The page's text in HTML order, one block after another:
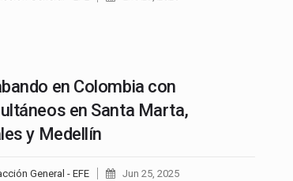
en Colombia con
en Santa Marta,
y Medellín
General - EFE Jun 25, 2025